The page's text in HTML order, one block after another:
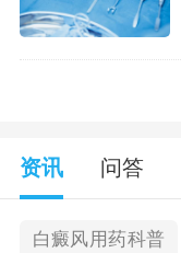
资讯 问答
白癜风用药科普